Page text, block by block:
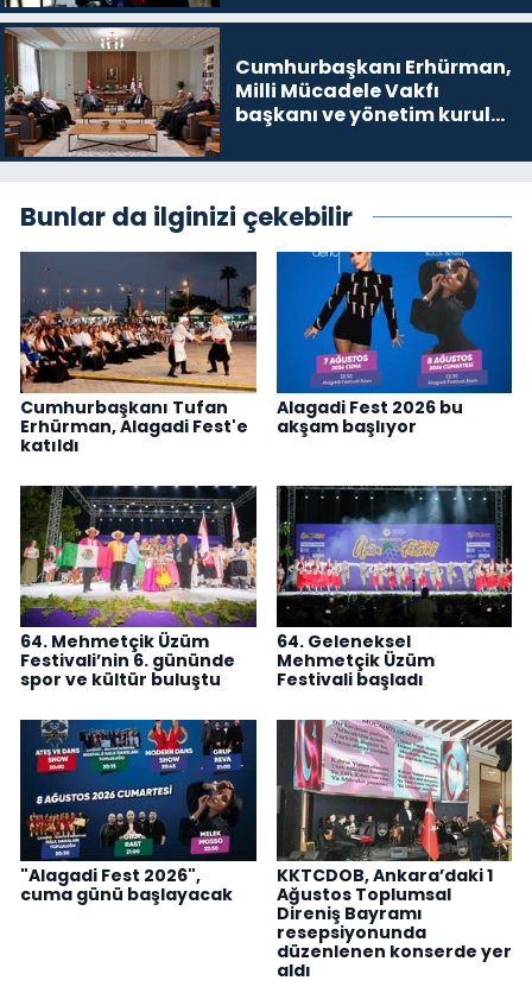
Cumhurbaşkanı Erhürman,
Milli Mücadele Vakfı
başkanı ve yönetim kurulu
Bunlar da ilginizi çekebilir
Cumhurbaşkanı Tufan
Erhürman, Alagadi Fest'e
katıldı
Alagadi Fest 2026 bu
akşam başlıyor
64. Mehmetçik Üzüm
Festivali’nin 6. gününde
spor ve kültür buluştu
64. Geleneksel
Mehmetçik Üzüm
Festivali başladı
"Alagadi Fest 2026",
cuma günü başlayacak
KKTCDOB, Ankara’daki 1
Ağustos Toplumsal
Direniş Bayramı
resepsiyonunda
düzenlenen konserde yer
aldı